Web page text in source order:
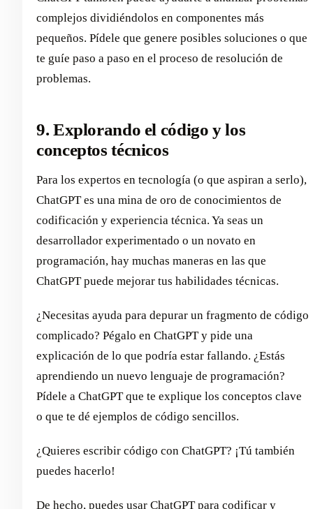
complejos dividiéndolos en componentes más
pequeños. Pídele que genere posibles soluciones o que
te guíe paso a paso en el proceso de resolución de
problemas.
9. Explorando el código y los
conceptos técnicos
Para los expertos en tecnología (o que aspiran a serlo),
ChatGPT es una mina de oro de conocimientos de
codificación y experiencia técnica. Ya seas un
desarrollador experimentado o un novato en
programación, hay muchas maneras en las que
ChatGPT puede mejorar tus habilidades técnicas.
¿Necesitas ayuda para depurar un fragmento de código
complicado? Pégalo en ChatGPT y pide una
explicación de lo que podría estar fallando. ¿Estás
aprendiendo un nuevo lenguaje de programación?
Pídele a ChatGPT que te explique los conceptos clave
o que te dé ejemplos de código sencillos.
¿Quieres escribir código con ChatGPT? ¡Tú también
puedes hacerlo!
De hecho, puedes usar ChatGPT para codificar y